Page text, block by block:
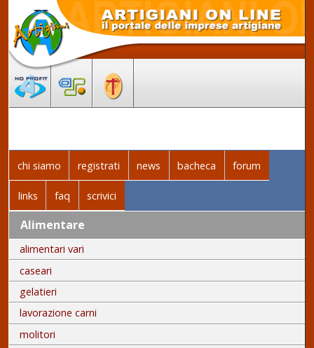
chi siamo registrati news bacheca forum
links faq scrivici
Alimentare
alimentari vari
caseari
gelatieri
lavorazione carni
molitori